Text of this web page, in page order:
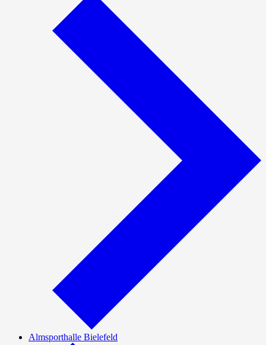
Almsporthalle Bielefeld